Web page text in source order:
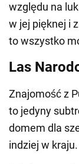
względu na
w jej pięknej i
to wszystko
Las
Znajomość z
to jedyny
domem dla
indziej w kraju.